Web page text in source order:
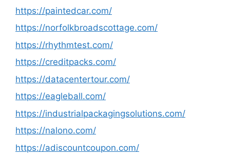
https://paintedcar.com/
https://norfolkbroadscottage.com/
https://rhythmtest.com/
https://creditpacks.com/
https://datacentertour.com/
https://eagleball.com/
https://industrialpackagingsolutions.com/
https://nalono.com/
https://adiscountcoupon.com/